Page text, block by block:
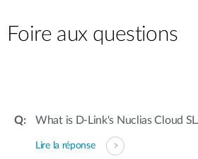
Foire aux questions
What is D-Link's Nuclias Cloud
Lire la réponse